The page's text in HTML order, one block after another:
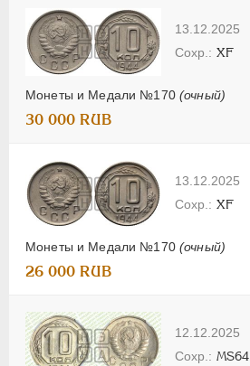
13.12.2025
Монеты и Медали №170 (очный)
XF
30 000 RUB
13.12.2025
Монеты и Медали №170 (очный)
XF
26 000 RUB
12.12.2025
MS64